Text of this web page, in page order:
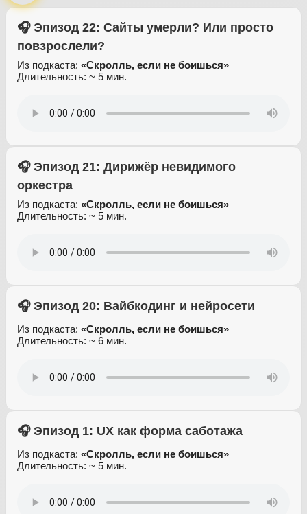
🎧 Эпизод 22: Сайты умерли? Или просто
повзрослели?
Из подкаста: «Скролль, если не боишься»
Длительность: ~ 5 мин.
🎧 Эпизод 21: Дирижёр невидимого
оркестра
Из подкаста: «Скролль, если не боишься»
Длительность: ~ 5 мин.
🎧 Эпизод 20: Вайбкодинг и нейросети
Из подкаста: «Скролль, если не боишься»
Длительность: ~ 6 мин.
🎧 Эпизод 1: UX как форма саботажа
Из подкаста: «Скролль, если не боишься»
Длительность: ~ 5 мин.